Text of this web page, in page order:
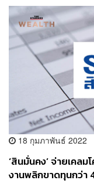
18 กุมภาพันธ์ 2022
‘สินมั่นคง’ จ่ายเคล
งานพลิกขาดทุนกว่า